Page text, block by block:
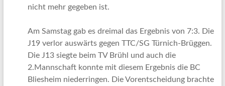
nicht mehr gegeben ist.
Am Samstag gab es dreimal das Ergebnis von 7:3. Die
J19 verlor auswärts gegen TTC/SG Türnich-Brüggen.
Die J13 siegte beim TV Brühl und auch die
2.Mannschaft konnte mit diesem Ergebnis die BC
Bliesheim niederringen. Die Vorentscheidung brachte